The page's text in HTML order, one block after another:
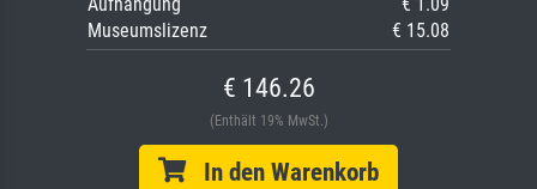
Aufhängung
€ 1.09
Museumslizenz
€ 15.08
€ 146.26
(Enthält 19% MwSt.)
In den Warenkorb